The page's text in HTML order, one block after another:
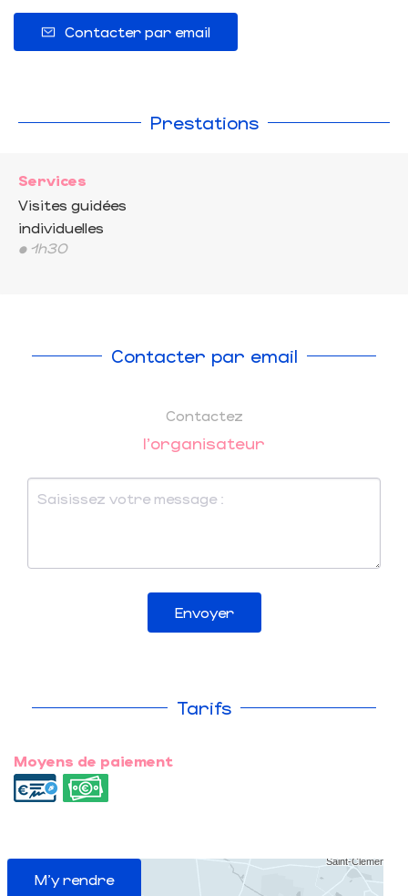
Contacter par email
Prestations
Services
Visites guidées
individuelles
• 1h30
Contacter par email
Contactez
l'organisateur
Envoyer
Tarifs
Moyens de paiement
M'y rendre